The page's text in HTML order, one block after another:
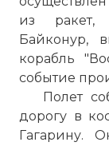
из ракет,
Байконур,
корабль
событие
Полет
дорогу в
Гагарину.